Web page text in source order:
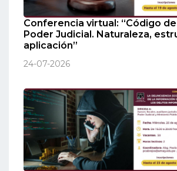
Conferencia virtual: “Código
Poder Judicial. Naturaleza,
aplicación”
24-07-2026